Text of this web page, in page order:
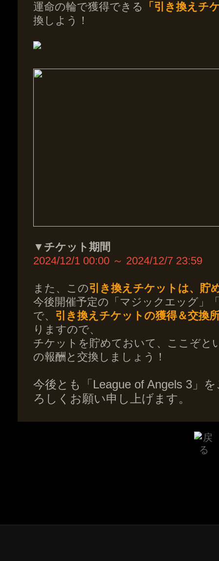
運命の輪で獲得できる
「引き換えチ
換しよう！
▼チケット期間
2024/12/1 00:00 ～ 2024/12/7 23:59
また、この引き換えチケットは、貯
今後開催予定の「マジックエッグ」
で、 引き換えチケットの獲得＆交換
りますので、
チケットを貯めておいて、ここぞと
の報酬と交換しましょう！
今後とも「League of Angels 3」
ろしくお願い申し上げます。